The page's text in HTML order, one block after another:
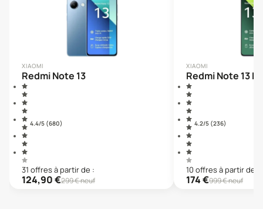
XIAOMI
Redmi Note 13
4.4/5 (680)
31 offresà partir de :
124,90€299€ neuf
XIAOMI
Redmi Note 13
4.2/5 (236)
10 offresà partir de :
174€999€ neuf